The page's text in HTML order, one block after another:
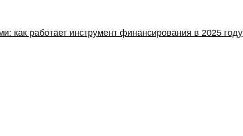
как работает инструмент финансирования в 2025 году